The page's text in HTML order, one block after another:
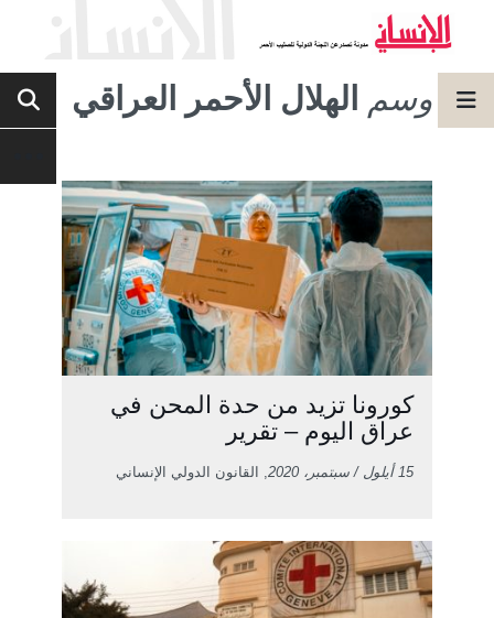
وسم الهلال الأحمر العراقي
كورونا تزيد من حدة المحن في
عراق اليوم – تقرير
15 أيلول / سبتمبر، 2020 , القانون الدولي الإنساني